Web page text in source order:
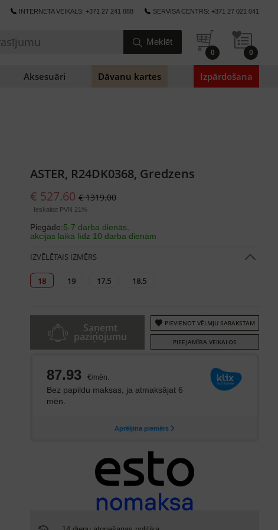
INTERNETA VEIKALS: +371 27 241 888 SERVISA CENTRS: +371 27 021 041
0 0
Aksesuāri Dāvanu kartes Izpārdošana
ASTER, R24DK0368, Gredzens
€ 527.60 € 1319.00
Ieskaitot PVN 21%
Piegāde:5-7 darba dienās,
akcijas laikā līdz 10 darba dienām
IZVĒLĒTAIS IZMĒRS
18 19 17.5 18.5
Saņemt
paziņojumu
PIEVIENOT VĒLMJU SARAKSTAM
PIEEJAMĪBA VEIKALOS